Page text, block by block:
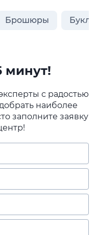
Брошюры
минут!
с радостью
наиболее
заполните заявку